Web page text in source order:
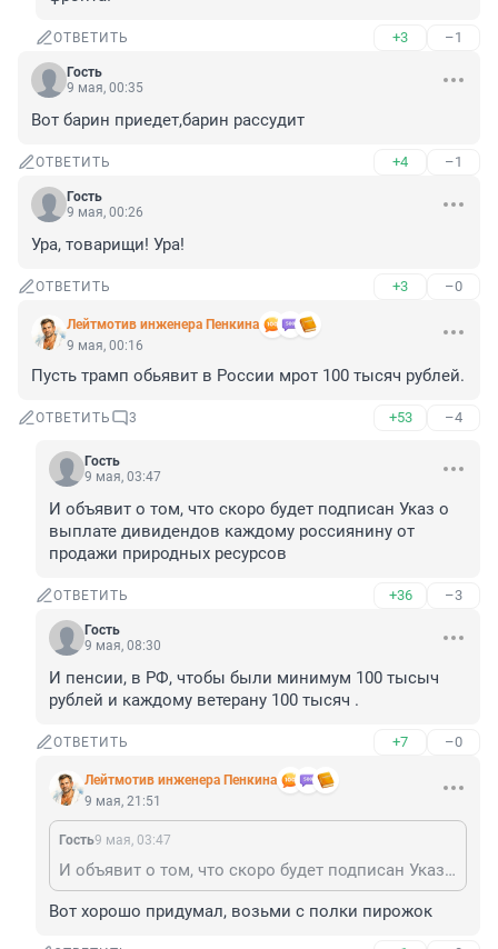
ОТВЕТИТЬ +3 –1
Гость
9 мая, 00:35
Вот барин приедет,барин рассудит
ОТВЕТИТЬ +4 –1
Гость
9 мая, 00:26
Ура, товарищи! Ура!
ОТВЕТИТЬ +3 –0
Лейтмотив инженера Пенкина
9 мая, 00:16
Пусть трамп обьявит в России мрот 100 тысяч рублей.
ОТВЕТИТЬ 3 +53 –4
Гость
9 мая, 03:47
И объявит о том, что скоро будет подписан Указ о
выплате дивидендов каждому россиянину от
продажи природных ресурсов
ОТВЕТИТЬ +36 –3
Гость
9 мая, 08:30
И пенсии, в РФ, чтобы были минимум 100 тысыч
рублей и каждому ветерану 100 тысяч .
ОТВЕТИТЬ +7 –0
Лейтмотив инженера Пенкина
9 мая, 21:51
Гость9 мая, 03:47
И объявит о том, что скоро будет подписан Указ о выплате дивидендов каждому россиянину от продажи природных ресурсов
Вот хорошо придумал, возьми с полки пирожок